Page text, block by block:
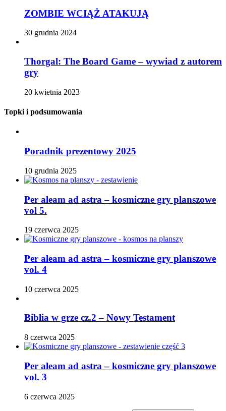
ZOMBIE WCIĄŻ ATAKUJĄ
30 grudnia 2024
Thorgal: The Board Game – wywiad z autorem
gry
20 kwietnia 2023
Topki i podsumowania
Poradnik prezentowy 2025
10 grudnia 2025
Per aleam ad astra – kosmiczne gry planszowe
vol 5.
19 czerwca 2025
Per aleam ad astra – kosmiczne gry planszowe
vol. 4
10 czerwca 2025
Biblia w grze cz.2 – Nowy Testament
8 czerwca 2025
Per aleam ad astra – kosmiczne gry planszowe
vol. 3
6 czerwca 2025